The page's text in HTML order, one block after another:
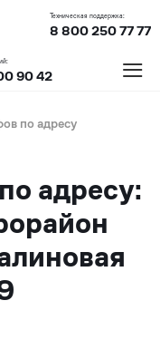
Техническая поддержка:
8 800 250 77 77
90 42 ≡
по адресу
адресу: